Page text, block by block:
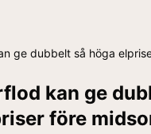
ge dubbelt så höga
kan ge
före